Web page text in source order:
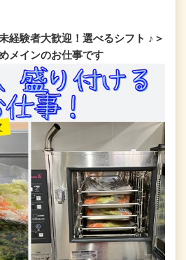
経験者大歓迎！選べるシフト ♪＞
メインのお仕事です